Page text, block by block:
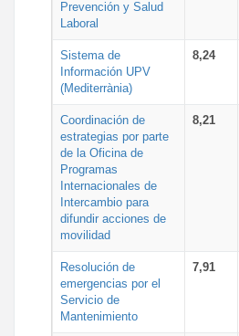
Prevención y Salud
Laboral
Sistema de
Información UPV
(Mediterrània)
8,24
Coordinación de
estrategias por parte
de la Oficina de
Programas
Internacionales de
Intercambio para
difundir acciones de
movilidad
8,21
Resolución de
emergencias por el
Servicio de
Mantenimiento
7,91